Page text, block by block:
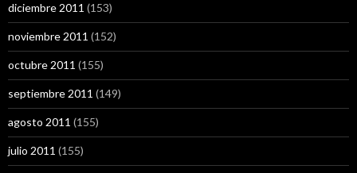
diciembre 2011 (153)
noviembre 2011 (152)
octubre 2011 (155)
septiembre 2011 (149)
agosto 2011 (155)
julio 2011 (155)